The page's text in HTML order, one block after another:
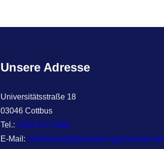
Unsere Adresse
Universitätsstraße 18
03046 Cottbus
Tel.: 0355 612 1600
E-Mail: sekretariat@steenbeck-gymnasium.de